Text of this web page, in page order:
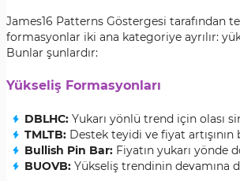
James16 Patterns Göstergesi tarafından
formasyonlar iki ana kategoriye ayrılır:
Bunlar şunlardır:
Yükseliş Formasyonları
DBLHC: Yukarı yönlü trend için olası
TMLTB: Destek teyidi ve fiyat artışının
Bullish Pin Bar: Fiyatın yukarı yönde
BUOVB: Yükseliş trendinin devamına